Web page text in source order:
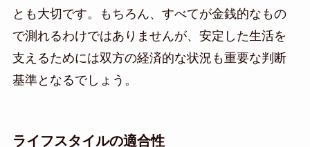
とも大切です。もちろん、すべてが金銭的なもの
で測れるわけではありませんが、安定した生活を
支えるためには双方の経済的な状況も重要な判断
基準となるでしょう。
ライフスタイルの適合性